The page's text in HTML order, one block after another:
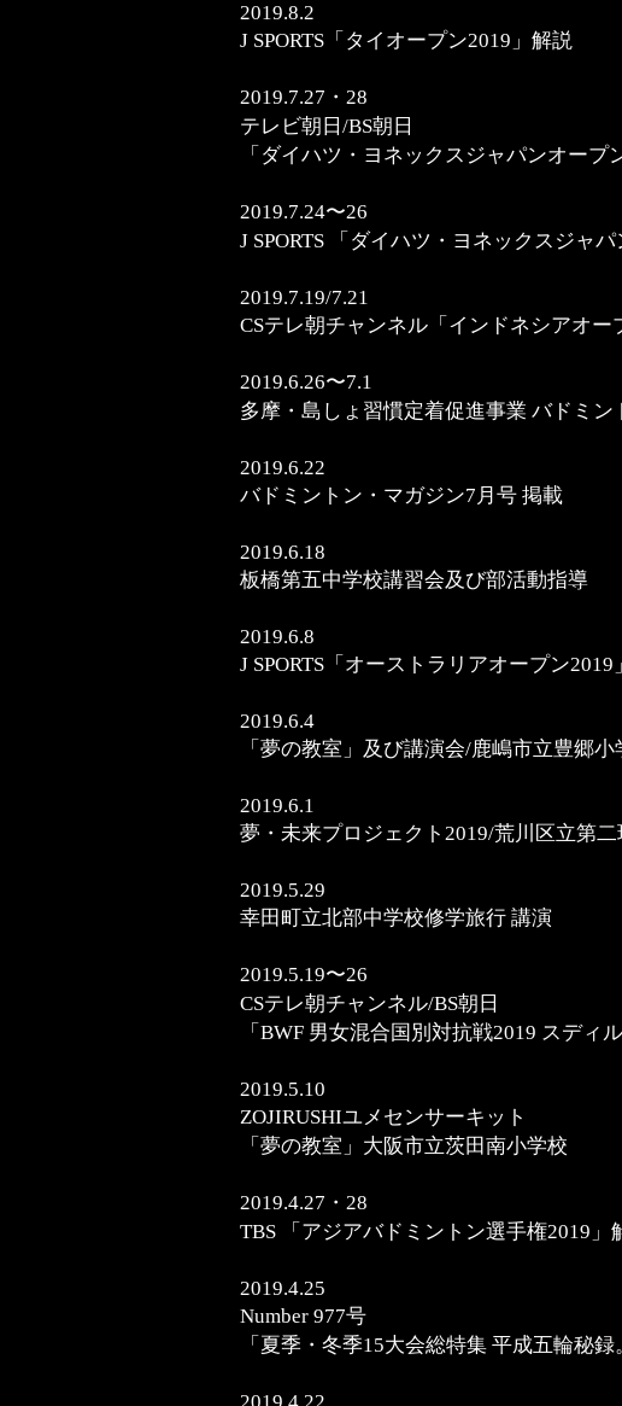
2019.8.2
J SPORTS「タイオープン2019」解説
2019.7.27・28
テレビ朝日/BS朝日
「ダイハツ・ヨネックスジャパンオープ
2019.7.24〜26
J SPORTS 「ダイハツ・ヨネックスジャ
2019.7.19/7.21
CSテレ朝チャンネル「インドネシアオー
2019.6.26〜7.1
多摩・島しょ習慣定着促進事業 バドミ
2019.6.22
バドミントン・マガジン7月号 掲載
2019.6.18
板橋第五中学校講習会及び部活動指導
2019.6.8
J SPORTS「オーストラリアオープン2019
2019.6.4
「夢の教室」及び講演会/鹿嶋市立豊郷小
2019.6.1
夢・未来プロジェクト2019/荒川区立第
2019.5.29
幸田町立北部中学校修学旅行 講演
2019.5.19〜26
CSテレ朝チャンネル/BS朝日
「BWF 男女混合国別対抗戦2019 スディ
2019.5.10
ZOJIRUSHIユメセンサーキット
「夢の教室」大阪市立茨田南小学校
2019.4.27・28
TBS 「アジアバドミントン選手権2019」
2019.4.25
Number 977号
「夏季・冬季15大会総特集 平成五輪秘